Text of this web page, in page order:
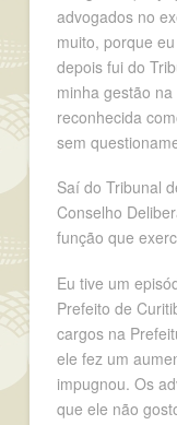
advogados no
muito, porque
depois fui do
minha gestão
reconhecida
sem
Saí do Tribunal
Conselho
função que
Eu tive um
Prefeito de
cargos na
ele fez um
impugnou. Os
que ele não